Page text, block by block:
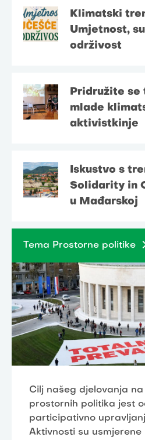
Klimatski
Umjetnost,
održivost
Pridružite se
mlade
aktivistkinje
Iskustvo s
Solidarity in
u Mađarskoj
Tema Prostorne politike
Cilj našeg djelovanja
prostornih politika jest
participativno
Aktivnosti su